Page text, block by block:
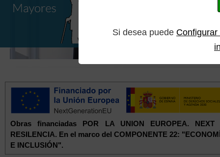
Si desea puede
Obras financiadas POR LA UNION EUROPEA. NEXT
RESILENCIA. En el marco del COMPONENTE 22:
E INCLUSIÓN".